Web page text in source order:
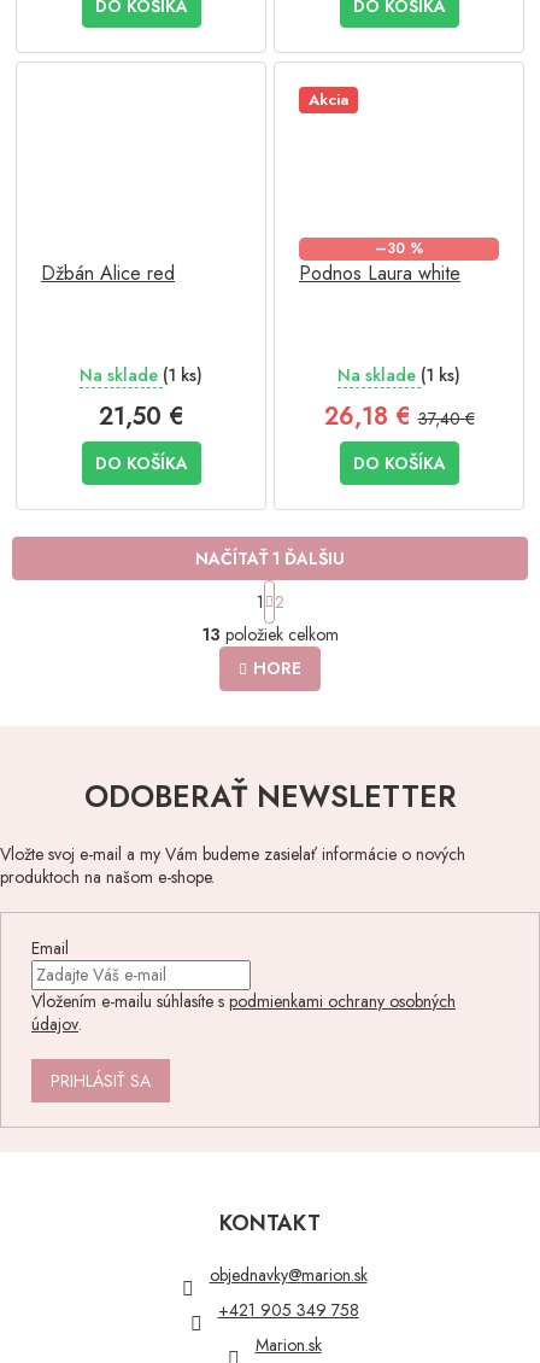
DO KOŠÍKA DO KOŠÍKA
Džbán Alice red
Na sklade (1 ks)
21,50 €
DO KOŠÍKA
Akcia
–30 %
Podnos Laura white
Na sklade (1 ks)
26,18 €37,40 €
DO KOŠÍKA
O
v
l
á
e
r
y
p
i
NAČÍTAŤ 1 ĎALŠIU
S
t
r
á
n
k
i
e
1 2
13 položiek celkom
HORE
ODOBERAŤ NEWSLETTER
Vložte svoj e-mail a my Vám budeme zasielať informácie o nových
produktoch na našom e-shope.
Email
Vložením e-mailu súhlasíte s podmienkami ochrany osobných
údajov.
PRIHLÁSIŤ SA
KONTAKT
objednavky@marion.sk
+421 905 349 758
Marion.sk